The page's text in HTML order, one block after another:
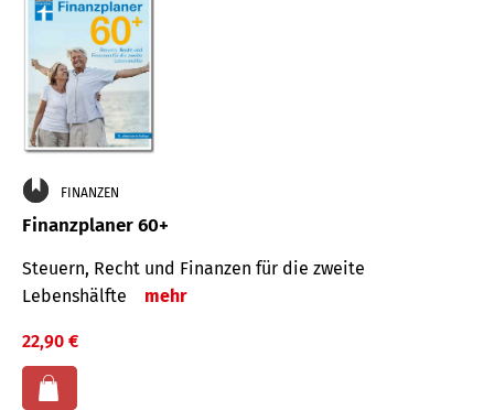
FINANZEN
Finanzplaner 60+
Steuern, Recht und Finanzen für die zweite
Lebenshälfte
mehr
22,90 €